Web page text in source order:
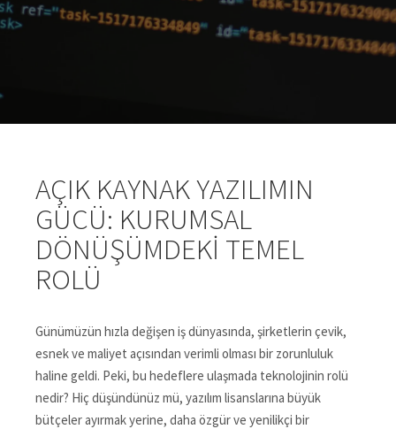
AÇIK KAYNAK YAZILIMIN
GÜCÜ: KURUMSAL
DÖNÜŞÜMDEKI TEMEL
ROLÜ
Günümüzün hızla değişen iş dünyasında, şirketlerin çevik,
esnek ve maliyet açısından verimli olması bir zorunluluk
haline geldi. Peki, bu hedeflere ulaşmada teknolojinin rolü
nedir? Hiç düşündünüz mü, yazılım lisanslarına büyük
bütçeler ayırmak yerine, daha özgür ve yenilikçi bir